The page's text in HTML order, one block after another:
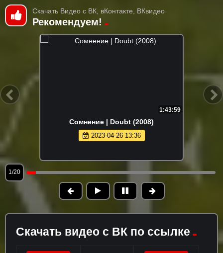
Скачать Видео с ВК, вКонтакте, ВКвидео
Рекомендуем!
1:43:59
Сомнениe | Doubt (2008)
2023-04-26 13:36
1/20
Скачать видео с ВК по ссылке